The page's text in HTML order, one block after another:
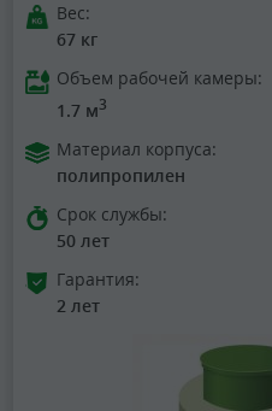
Вес:
67 кг
Объем рабочей камеры:
1.7 м3
Материал корпуса:
полипропилен
Срок службы:
50 лет
Гарантия:
2 лет